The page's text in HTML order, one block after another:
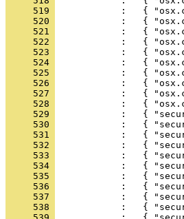
     519
     520
     521
     522
     523
     524
     525
     526
     527
     528
     529
     530
     531
     532
     533
     534
     535
     536
     537
     538